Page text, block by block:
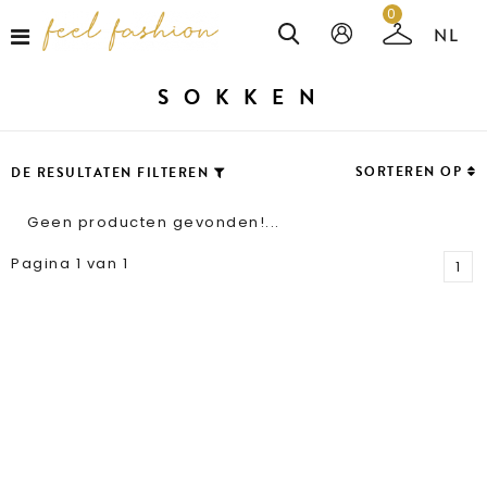
0
SOKKEN
DE RESULTATEN FILTEREN SORTEREN OP
Geen producten gevonden!...
Pagina 1 van 1
1